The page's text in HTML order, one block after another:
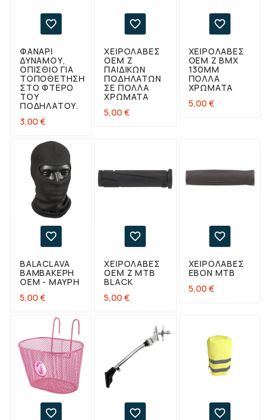

ΦΑΝΆΡΙ
ΔΥΝΑΜΟΎ,
ΟΠΊΣΘΙΟ ΓΙΑ
ΤΟΠΟΘΈΤΗΣΗ
ΣΤΟ ΦΤΕΡΌ
ΤΟΥ
ΠΟΔΗΛΆΤΟΥ.
3,00 €

ΧΕΙΡΟΛΑΒΈΣ
OEM Z
ΠΑΙΔΙΚΏΝ
ΠΟΔΗΛΆΤΩΝ
ΣΕ ΠΟΛΛΆ
ΧΡΏΜΑΤΑ
5,00 €

ΧΕΙΡΟΛΑΒΈΣ
OEM Z BMX
130MM
ΠΟΛΛΆ
ΧΡΏΜΑΤΑ
5,00 €

BALACLAVA
ΒΑΜΒΑΚΕΡΉ
OEM - ΜΑΎΡΗ
5,00 €

ΧΕΙΡΟΛΑΒΈΣ
OEM Z MTB
BLACK
5,00 €

ΧΕΙΡΟΛΑΒΈΣ
EBON MTB
5,00 €
  